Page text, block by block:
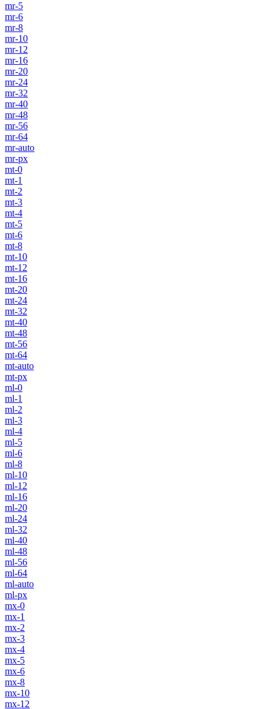
mr-5
mr-6
mr-8
mr-10
mr-12
mr-16
mr-20
mr-24
mr-32
mr-40
mr-48
mr-56
mr-64
mr-auto
mr-px
mt-0
mt-1
mt-2
mt-3
mt-4
mt-5
mt-6
mt-8
mt-10
mt-12
mt-16
mt-20
mt-24
mt-32
mt-40
mt-48
mt-56
mt-64
mt-auto
mt-px
ml-0
ml-1
ml-2
ml-3
ml-4
ml-5
ml-6
ml-8
ml-10
ml-12
ml-16
ml-20
ml-24
ml-32
ml-40
ml-48
ml-56
ml-64
ml-auto
ml-px
mx-0
mx-1
mx-2
mx-3
mx-4
mx-5
mx-6
mx-8
mx-10
mx-12